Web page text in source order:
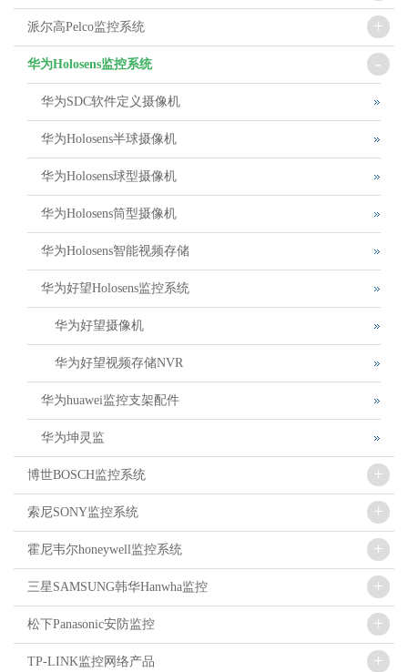
派尔高Pelco监控系统 +
华为Holosens监控系统 -
华为SDC软件定义摄像机
华为Holosens半球摄像机
华为Holosens球型摄像机
华为Holosens筒型摄像机
华为Holosens智能视频存储
华为好望Holosens监控系统
华为好望摄像机
华为好望视频存储NVR
华为huawei监控支架配件
华为坤灵监
博世BOSCH监控系统 +
索尼SONY监控系统 +
霍尼韦尔honeywell监控系统 +
三星SAMSUNG韩华Hanwha监控 +
松下Panasonic安防监控 +
TP-LINK监控网络产品 +